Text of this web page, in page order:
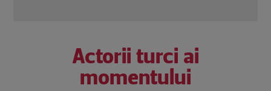
Actorii turci ai
momentului